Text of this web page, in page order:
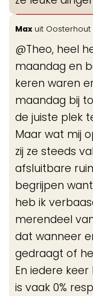
Max uit Oosterhout
@Theo, heel
maandag en
keren waren
maandag bij
de juiste plek
Maar wat mij
zij ze steeds
afsluitbare
begrijpen
heb ik
merendeel
dat wanneer
gedraagt of
En iedere
is vaak 0%